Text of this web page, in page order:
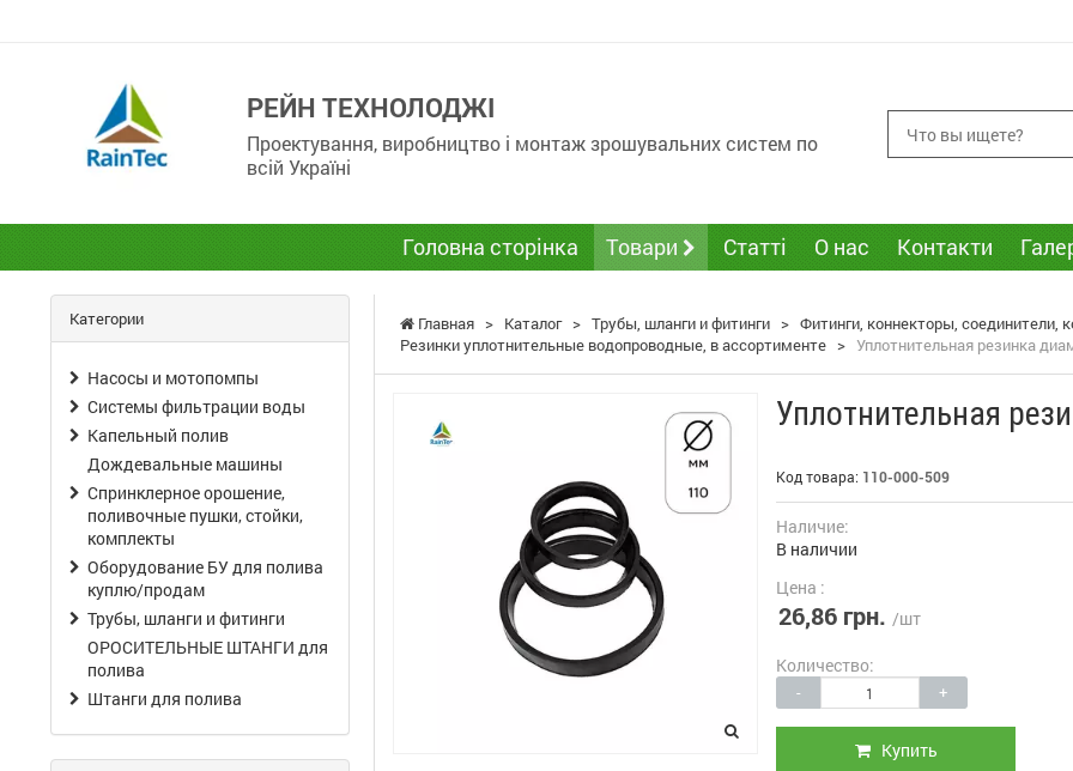
РЕЙН ТЕХНОЛОДЖІ
Проектування, виробництво і монтаж зрошувальних систем по
всій Україні
Головна сторінка Товари Статті О нас Контакти
Главная > Каталог > Трубы, шланги и фитинги > Фитинги, коннекторы, соединители,
Резинки уплотнительные водопроводные, в ассортименте > Уплотнительная резинка
Уплотнительная
Код товара: 110-000-509
Наличие:
В наличии
Цена :
26,86 грн. /шт
Количество:
- +
Купить
Категории
Насосы и мотопомпы
Системы фильтрации воды
Капельный полив
Дождевальные машины
Спринклерное орошение,
поливочные пушки, стойки,
комплекты
Оборудование БУ для полива
куплю/продам
Трубы, шланги и фитинги
ОРОСИТЕЛЬНЫЕ ШТАНГИ для
полива
Штанги для полива